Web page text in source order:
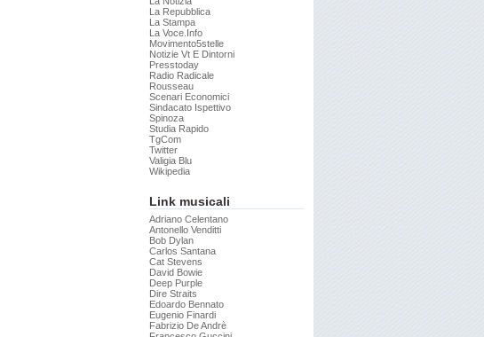
La Repubblica
La Stampa
La Voce.info
Movimento5stelle
Notizie Vt E Dintorni
Presstoday
Radio Radicale
Rousseau
Scenari Economici
Sindacato Ispettivo
Spinoza
Studia Rapido
TgCom
Twitter
Valigia Blu
Wikipedia
Link musicali
Adriano Celentano
Antonello Venditti
Bob Dylan
Carlos Santana
Cat Stevens
David Bowie
Deep Purple
Dire Straits
Edoardo Bennato
Eugenio Finardi
Fabrizio De Andrè